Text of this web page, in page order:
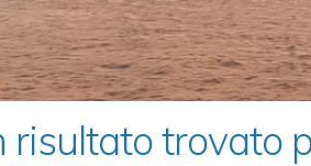
risultato trovato